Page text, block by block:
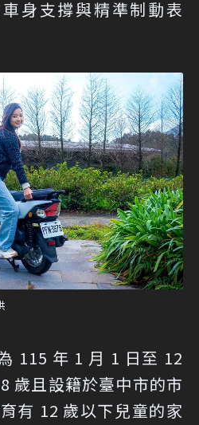
身支撐與精準制動表
115 年 1 月 1 日至 12
歲且設籍於臺中市的市
有 12 歲以下兒童的家